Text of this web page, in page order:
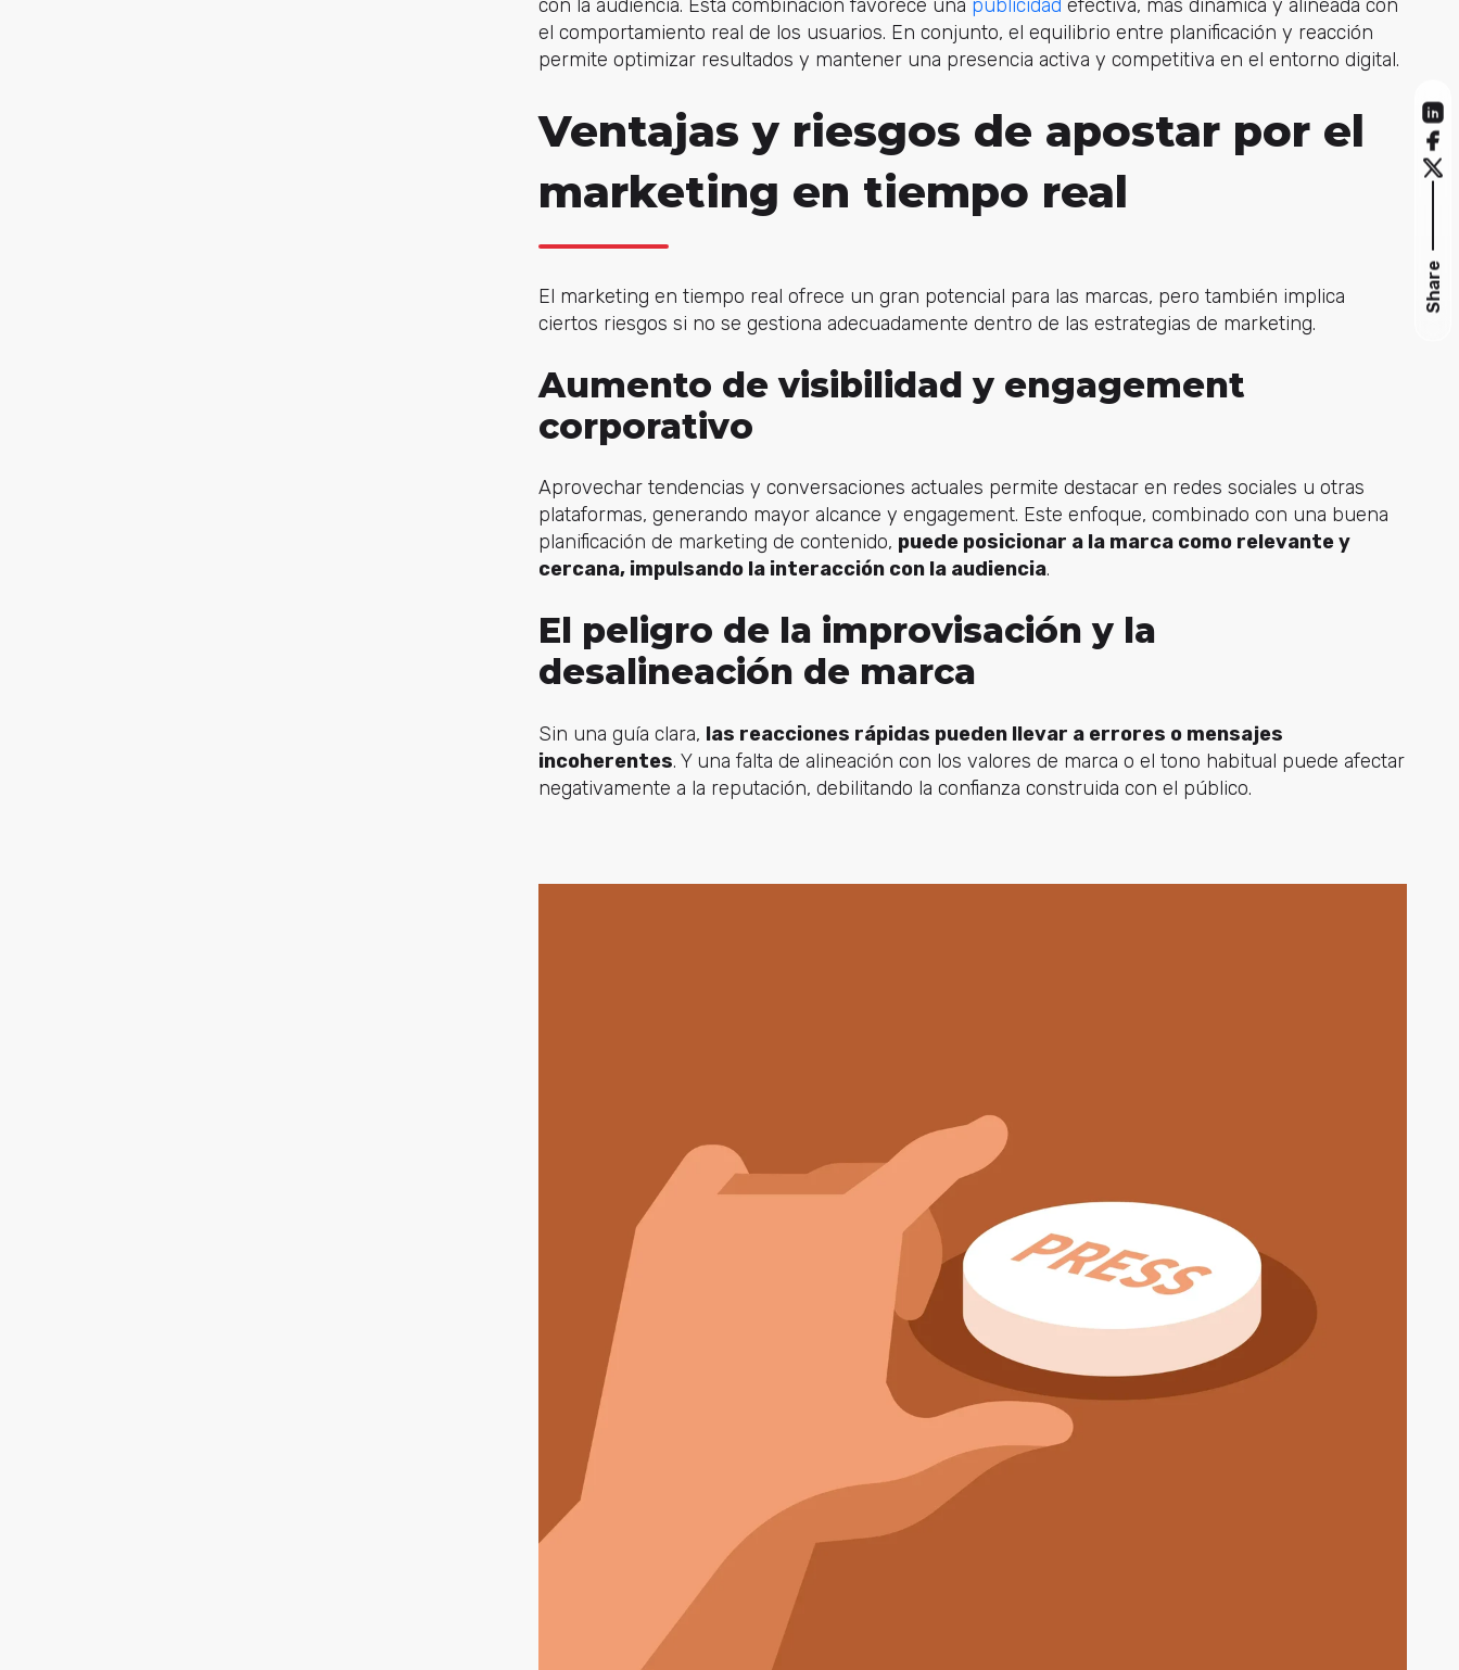
con la audiencia. Esta combinación favorece una publicidad efectiva, más dinámica y alineada con
el comportamiento real de los usuarios. En conjunto, el equilibrio entre planificación y reacción
permite optimizar resultados y mantener una presencia activa y competitiva en el entorno digital.
Ventajas y riesgos de apostar por el
marketing en tiempo real
El marketing en tiempo real ofrece un gran potencial para las marcas, pero también implica
ciertos riesgos si no se gestiona adecuadamente dentro de las estrategias de marketing.
Aumento de visibilidad y engagement
corporativo
Aprovechar tendencias y conversaciones actuales permite destacar en redes sociales u otras
plataformas, generando mayor alcance y engagement. Este enfoque, combinado con una buena
planificación de marketing de contenido, puede posicionar a la marca como relevante y
cercana, impulsando la interacción con la audiencia.
El peligro de la improvisación y la
desalineación de marca
Sin una guía clara, las reacciones rápidas pueden llevar a errores o mensajes
incoherentes. Y una falta de alineación con los valores de marca o el tono habitual puede afectar
negativamente a la reputación, debilitando la confianza construida con el público.
Share